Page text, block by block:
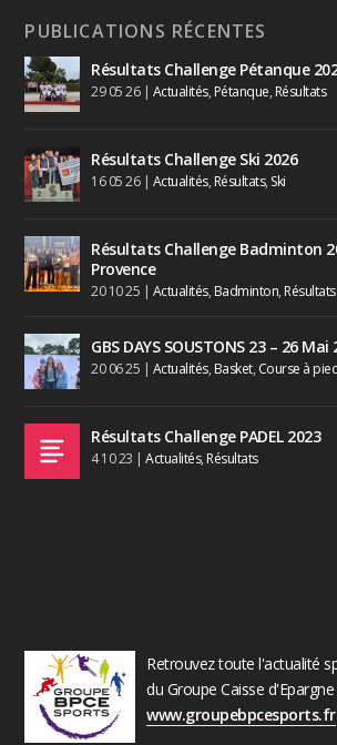
PUBLICATIONS RÉCENTES
Résultats Challenge Pétanque
29 05 26| Actualités, Pétanque, Résultats
Résultats Challenge Ski 2026
16 05 26| Actualités, Résultats, Ski
Résultats Challenge Badminton
Provence
20 10 25 | Actualités, Badminton, Résultats
GBS DAYS SOUSTONS 23 – 26 Mai
20 06 25 | Actualités, Basket, Course à
Résultats Challenge PADEL 2023
4 10 23 |Actualités, Résultats
Retrouvez toute l'actualité
du Groupe Caisse d'Epargne
www.groupebpcesports.fr